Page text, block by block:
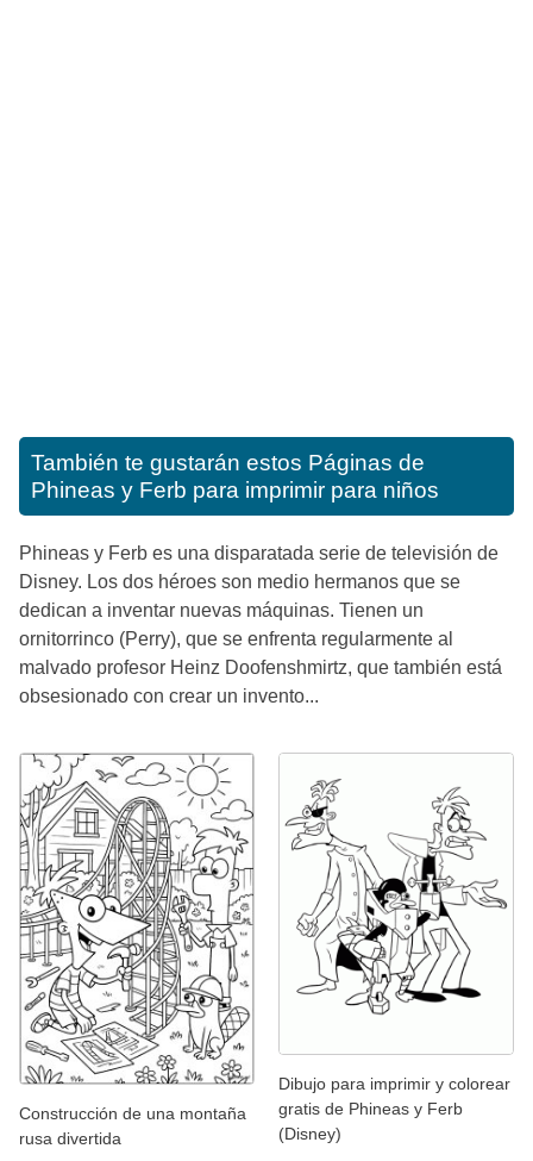
También te gustarán estos Páginas de
Phineas y Ferb para imprimir para niños
Phineas y Ferb es una disparatada serie de televisión de
Disney. Los dos héroes son medio hermanos que se
dedican a inventar nuevas máquinas. Tienen un
ornitorrinco (Perry), que se enfrenta regularmente al
malvado profesor Heinz Doofenshmirtz, que también está
obsesionado con crear un invento...
Construcción de una montaña
rusa divertida
Dibujo para imprimir y colorear
gratis de Phineas y Ferb
(Disney)